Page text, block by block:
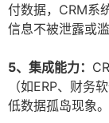
付数据，CRM系
信息不被泄露或滥
5、集成能力：
（如ERP、财务
低数据孤岛现象。